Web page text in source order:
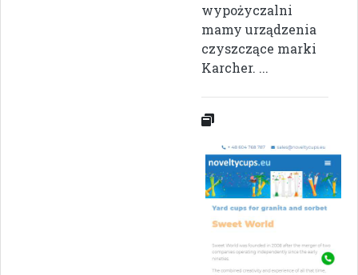
wypożyczalni
mamy urządzenia
czyszczące marki
Karcher. ...